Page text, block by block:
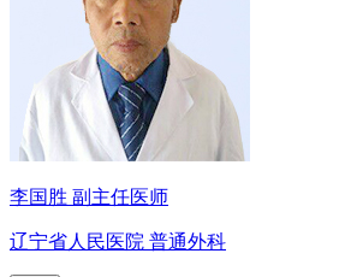
李国胜 副主任医师
辽宁省人民医院 普通外科